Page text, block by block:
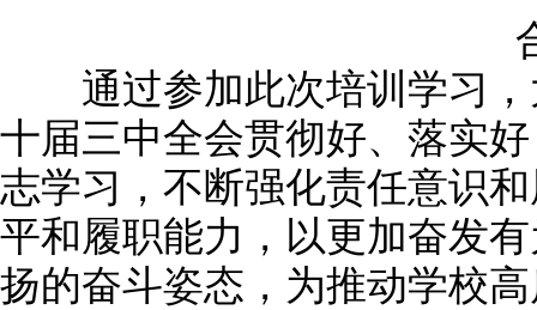
合
通过参加此次培训学习，
十届三中全会贯彻好、落实
志学习，不断强化责任意识
平和履职能力，以更加奋发
扬的奋斗姿态，为推动学校